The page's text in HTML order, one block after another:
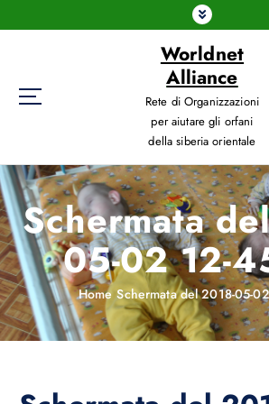
Worldnet
Alliance
Rete di Organizzazioni
per aiutare gli orfani
della siberia orientale
Schermata
05-02 12-
Home Schermata del 2018-05-